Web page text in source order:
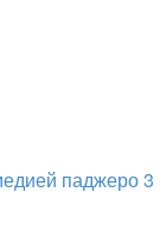
паджеро 3